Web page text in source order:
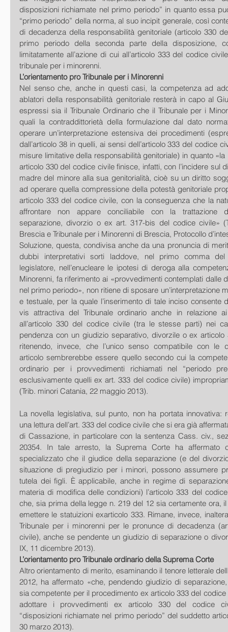
disposizioni richiamate nel primo periodo” in quanto essa
“primo periodo” della norma, al suo incipit generale, così
di decadenza della responsabilità genitoriale (articolo 330
primo periodo della seconda parte della disposizione,
limitatamente all’azione di cui all’articolo 333 del codice
tribunale per i minorenni.
L’orientamento pro Tribunale per i Minorenni
Nel senso che, anche in questi casi, la competenza ad
ablatori della responsabilità genitoriale resterà in capo al
espressi sia il Tribunale Ordinario che il Tribunale per i
quali la contraddittorietà della formulazione dal dato
operare un’interpretazione estensiva dei procedimenti
dall’articolo 38 in quelli, ai sensi dell’articolo 333 del codice
misure limitative della responsabilità genitoriale) in quanto
articolo 330 del codice civile finisce, infatti, con l’incidere sul
madre del minore alla sua genitorialità, cioè su un diritto
ad operare quella compressione della potestà genitoriale
articolo 333 del codice civile, con la conseguenza che la
affrontare non appare conciliabile con la trattazione
separazione, divorzio o ex art. 317-bis del codice civile»
Soluzione, questa, condivisa anche da una pronuncia di
dubbi interpretativi sorti laddove, nel primo comma
legislatore, nell’enucleare le ipotesi di deroga alla
Minorenni, fa riferimento ai «provvedimenti contemplati dalle
nel primo periodo», non ritiene di sposare un’interpretazione
e testuale, per la quale l’inserimento di tale inciso consente
vis attractiva del Tribunale ordinario anche in relazione
all’articolo 330 del codice civile (tra le stesse parti) nei
pendenza con un giudizio separativo, divorzile o ex
ritenendo, invece, che l’unico senso compatibile con le
articolo sembrerebbe essere quello secondo cui la
ordinario per i provvedimenti richiamati nel “periodo
esclusivamente quelli ex art. 333 del codice civile)
(Trib. minori Catania, 22 maggio 2013).
La novella legislativa, sul punto, non ha portata innovativa:
una lettura dell’art. 333 del codice civile che si era già
di Cassazione, in particolare con la sentenza Cass. civ.,
20354. In tale arresto, la Suprema Corte ha affermato
specializzato che il giudice della separazione (e del
situazione di pregiudizio per i minori, possono assumere
tutela dei figli. È applicabile, anche in regime di
materia di modifica delle condizioni) l’articolo 333 del
che, sia prima della legge n. 219 del 12 sia certamente ora,
emettere le statuizioni exarticolo 333. Rimane, invece,
Tribunale per i minorenni per le pronunce di decadenza
civile), anche se pendente un giudizio di separazione o
IX, 11 dicembre 2013).
L’orientamento pro Tribunale ordinario della Suprema Corte
Altro orientamento di merito, esaminando il tenore letterale
2012, ha affermato «che, pendendo giudizio di
sia competente per il procedimento ex articolo 333 del
adottare i provvedimenti ex articolo 330 del codice
“disposizioni richiamate nel primo periodo” del suddetto
30 marzo 2013).